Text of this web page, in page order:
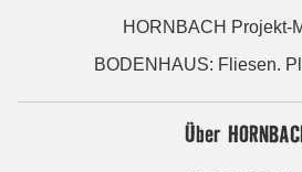
HORNBACH Projekt-
BODENHAUS: Fliesen.
Über